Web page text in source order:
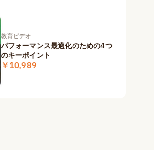
教育ビデオ
パフォーマンス最適化のための4つ
のキーポイント
￥10,989